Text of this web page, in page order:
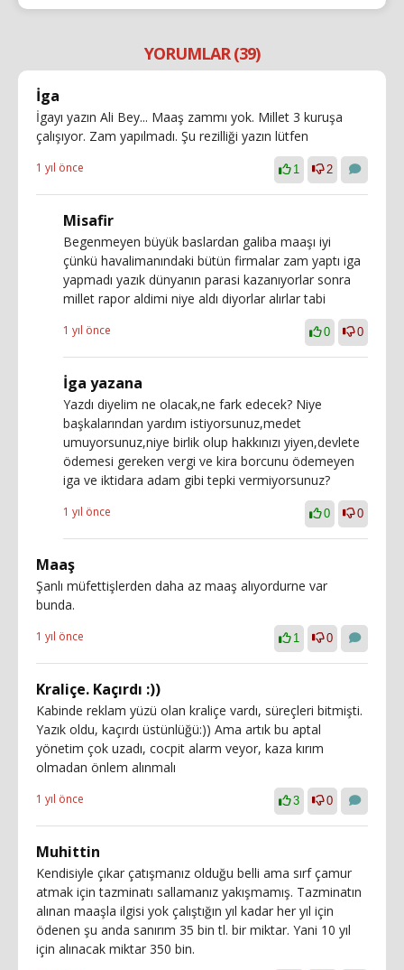
YORUMLAR (39)
İga
İgayı yazın Ali Bey... Maaş zammı yok. Millet 3 kuruşa
çalışıyor. Zam yapılmadı. Şu rezilliği yazın lütfen
1 yıl önce 1 2
Misafir
Begenmeyen büyük baslardan galiba maaşı iyi
çünkü havalimanındaki bütün firmalar zam yaptı iga
yapmadı yazık dünyanın parasi kazanıyorlar sonra
millet rapor aldimi niye aldı diyorlar alırlar tabi
1 yıl önce 0 0
İga yazana
Yazdı diyelim ne olacak,ne fark edecek? Niye
başkalarından yardım istiyorsunuz,medet
umuyorsunuz,niye birlik olup hakkınızı yiyen,devlete
ödemesi gereken vergi ve kira borcunu ödemeyen
iga ve iktidara adam gibi tepki vermiyorsunuz?
1 yıl önce 0 0
Maaş
Şanlı müfettişlerden daha az maaş alıyordurne var
bunda.
1 yıl önce 1 0
Kraliçe. Kaçırdı :))
Kabinde reklam yüzü olan kraliçe vardı, süreçleri bitmişti.
Yazık oldu, kaçırdı üstünlüğü:)) Ama artık bu aptal
yönetim çok uzadı, cocpit alarm veyor, kaza kırım
olmadan önlem alınmalı
1 yıl önce 3 0
Muhittin
Kendisiyle çıkar çatışmanız olduğu belli ama sırf çamur
atmak için tazminatı sallamanız yakışmamış. Tazminatın
alınan maaşla ilgisi yok çalıştığın yıl kadar her yıl için
ödenen şu anda sanırım 35 bin tl. bir miktar. Yani 10 yıl
için alınacak miktar 350 bin.